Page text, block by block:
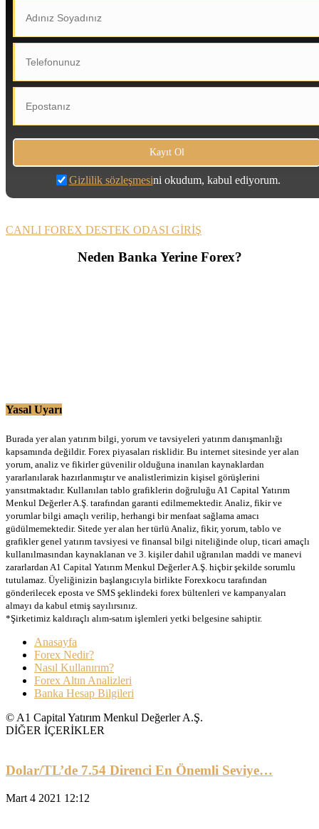
Gizlilik sözleşmesini okudum, kabul ediyorum.
CANLI FOREX DESTEK ODASI GİRİŞ
Neden Banka Yerine Forex?
Yasal Uyarı
Burada yer alan yatırım bilgi, yorum ve tavsiyeleri yatırım danışmanlığı
kapsamında değildir. Forex piyasaları risklidir. Bu internet sitesinde yer alan
yorum, analiz ve fikirler güvenilir olduğuna inanılan kaynaklardan
yararlanılarak hazırlanmıştır ve analistlerimizin kişisel görüşlerini
yansıtmaktadır. Kullanılan tablo grafiklerin doğruluğu A1 Capital Yatırım
Menkul Değerler A.Ş. tarafından garanti edilmemektedir. Analiz, fikir ve
yorumlar bilgi amaçlı verilip, herhangi bir menfaat sağlama amacı
güdülmemektedir. Sitede yer alan her türlü Analiz, fikir, yorum, tablo ve
grafikler genel yatırım tavsiyesi ve finansal bilgi niteliğinde olup, ticari amaçlı
kullanılmasından kaynaklanan ve 3. kişiler dahil uğranılan maddi ve manevi
zararlardan A1 Capital Yatırım Menkul Değerler A.Ş. hiçbir şekilde sorumlu
tutulamaz. Üyeliğinizin başlangıcıyla birlikte Forexkocu tarafından
gönderilecek eposta ve SMS şeklindeki forex bültenleri ve kampanyaları
almayı da kabul etmiş sayılırsınız.
*Şirketimiz kaldıraçlı alım-satım işlemleri yetki belgesine sahiptir.
Anasayfa
Forex Nedir?
Nasıl Kullanırım?
Forex Altın Analizleri
Banka Hesap Bilgileri
© A1 Capital Yatırım Menkul Değerler A.Ş.
DİĞER İÇERİKLER
Dolar/TL’de 7.54 Direnci En Önemli Seviye…
Mart 4 2021 12:12